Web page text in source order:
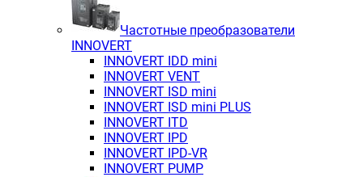
Частотные преобразователи
INNOVERT
INNOVERT IDD mini
INNOVERT VENT
INNOVERT ISD mini
INNOVERT ISD mini PLUS
INNOVERT ITD
INNOVERT IРD
INNOVERT IРD-VR
INNOVERT PUMP